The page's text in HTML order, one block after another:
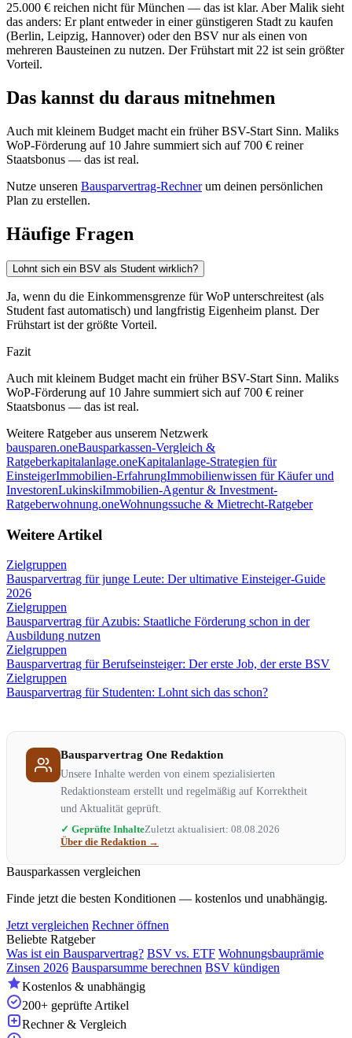
25.000 € reichen nicht für München — das ist klar. Aber Malik sieht
das anders: Er plant entweder in einer günstigeren Stadt zu kaufen
(Berlin, Leipzig, Hannover) oder den BSV nur als einen von
mehreren Bausteinen zu nutzen. Der Frühstart mit 22 ist sein größter
Vorteil.
Das kannst du daraus mitnehmen
Auch mit kleinem Budget macht ein früher BSV-Start Sinn. Maliks
WoP-Förderung auf 10 Jahre summiert sich auf 700 € reiner
Staatsbonus — das ist real.
Nutze unseren Bausparvertrag-Rechnerum deinen persönlichen
Plan zu erstellen.
Häufige Fragen
Lohnt sich ein BSV als Student wirklich?
Ja, wenn du die Einkommensgrenze für WoP unterschreitest (als
Student fast automatisch) und langfristig Eigenheim planst. Der
Frühstart ist der größte Vorteil.
Fazit
Auch mit kleinem Budget macht ein früher BSV-Start Sinn. Maliks
WoP-Förderung auf 10 Jahre summiert sich auf 700 € reiner
Staatsbonus — das ist real.
Weitere Ratgeber aus unserem Netzwerk
bausparen.oneBausparkassen-Vergleich &
Ratgeberkapitalanlage.oneKapitalanlage-Strategien für
EinsteigerImmobilien-ErfahrungImmobilienwissen für Käufer und
InvestorenLukinskiImmobilien-Agentur & Investment-
Ratgeberwohnung.oneWohnungssuche & Mietrecht-Ratgeber
Weitere Artikel
Zielgruppen
Bausparvertrag für junge Leute: Der ultimative Einsteiger-Guide
2026
Zielgruppen
Bausparvertrag für Azubis: Staatliche Förderung schon in der
Ausbildung nutzen
Zielgruppen
Bausparvertrag für Berufseinsteiger: Der erste Job, der erste BSV
Zielgruppen
Bausparvertrag für Studenten: Lohnt sich das schon?
Bausparvertrag One Redaktion
Unsere Inhalte werden von einem spezialisierten
Redaktionsteam erstellt und regelmäßig auf Korrektheit
und Aktualität geprüft.
✓ Geprüfte InhalteZuletzt aktualisiert: 08.08.2026
Über die Redaktion →
Bausparkassen vergleichen
Finde jetzt die besten Konditionen — kostenlos und unabhängig.
Jetzt vergleichen Rechner öffnen
Beliebte Ratgeber
Was ist ein Bausparvertrag? BSV vs. ETF Wohnungsbauprämie
Zinsen 2026 Bausparsumme berechnen BSV kündigen
Kostenlos & unabhängig
200+ geprüfte Artikel
Rechner & Vergleich